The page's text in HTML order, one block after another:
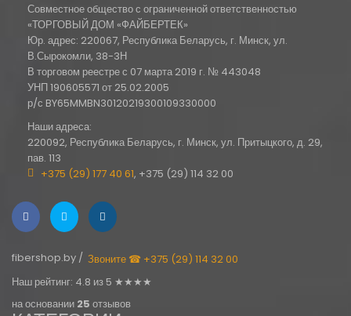
Совместное общество с ограниченной ответственностью
«ТОРГОВЫЙ ДОМ «ФАЙБЕРТЕК»
Юр. адрес: 220067, Республика Беларусь, г. Минск, ул.
В.Сырокомли, 38-3Н
В торговом реестре с 07 марта 2019 г. № 443048
УНП 190605571 от 25.02.2005
р/с BY65MMBN30120219300109330000
Наши адреса:
220092, Республика Беларусь, г. Минск, ул. Притыцкого, д. 29,
пав. 113
+375 (29) 177 40 61, +375 (29) 114 32 00
fibershop.by / Звоните ☎ +375 (29) 114 32 00
Наш рейтинг: 4.8 из 5 ★★★★
на основании 25 отзывов